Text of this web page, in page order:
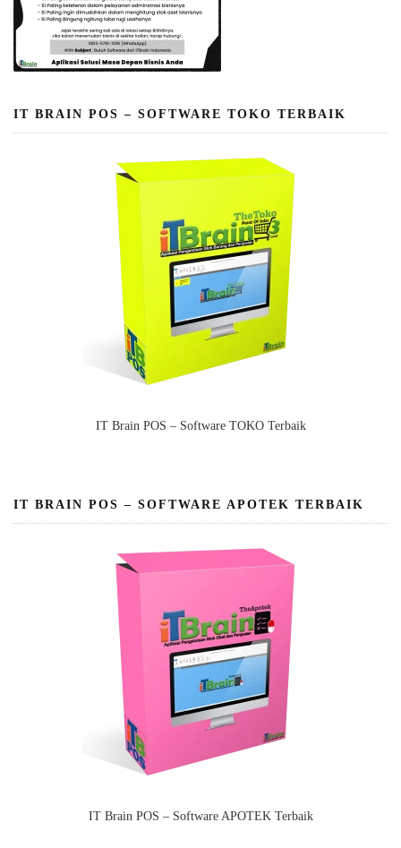
IT BRAIN POS – SOFTWARE TOKO TERBAIK
IT Brain POS – Software TOKO Terbaik
IT BRAIN POS – SOFTWARE APOTEK TERBAIK
IT Brain POS – Software APOTEK Terbaik